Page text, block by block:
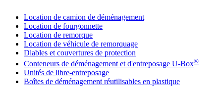
Location de camion de déménagement
Location de fourgonnette
Location de remorque
Location de véhicule de remorquage
Diables et couvertures de protection
Conteneurs de déménagement et d'entreposage U-Box®
Unités de libre-entreposage
Boîtes de déménagement réutilisables en plastique